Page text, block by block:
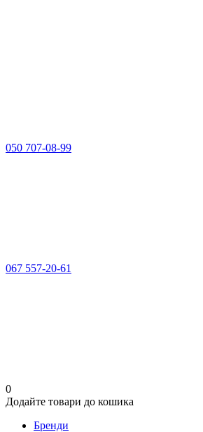
050 707-08-99
067 557-20-61
0
Додайте товари до кошика
Бренди